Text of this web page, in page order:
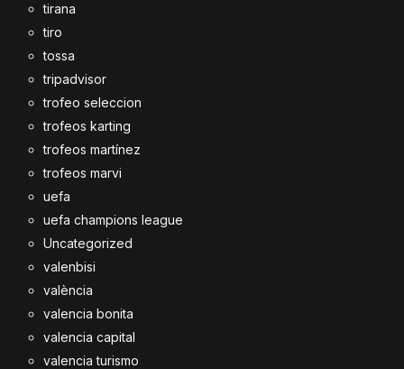
tirana
tiro
tossa
tripadvisor
trofeo seleccion
trofeos karting
trofeos martínez
trofeos marvi
uefa
uefa champions league
Uncategorized
valenbisi
valència
valencia bonita
valencia capital
valencia turismo